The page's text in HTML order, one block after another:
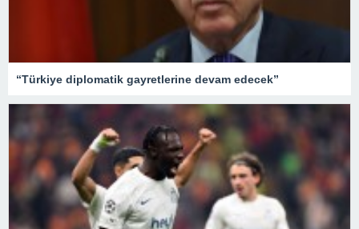
“Türkiye diplomatik gayretlerine devam edecek”